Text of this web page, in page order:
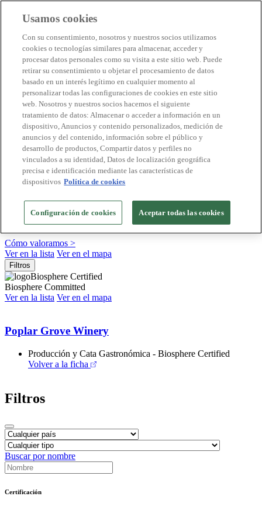
Empresas Biosphere
Cómo valoramos
Quienes somos
ES
English
Português
Français
Català
Deutsch
Türkçe
Construimos modelos sostenibles y certificamos las
buenas prácticas
+20 años promoviendo la cultura de la sostenibilidad, bajo los
principios y objetivos de Naciones Unidas
Cómo valoramos >
Ver en la lista Ver en el mapa
Filtros
Biosphere Certified
Biosphere Committed
Ver en la lista Ver en el mapa
Poplar Grove Winery
Producción y Cata Gastronómica - Biosphere Certified
Volver a la ficha
Filtros
Buscar por nombre
Certificación
Usamos cookies
Con su consentimiento, nosotros y nuestros socios utilizamos
cookies o tecnologías similares para almacenar, acceder y
procesar datos personales como su visita a este sitio web. Puede
retirar su consentimiento u objetar el procesamiento de datos
basado en un interés legítimo en cualquier momento al
personalizar todas las configuraciones de cookies en este sitio
web. Nosotros y nuestros socios hacemos el siguiente
tratamiento de datos: Almacenar o acceder a información en un
dispositivo, Anuncios y contenido personalizados, medición de
anuncios y del contenido, información sobre el público y
desarrollo de productos, Compartir datos y perfiles no
vinculados a su identidad, Datos de localización geográfica
precisa e identificación mediante las características de
dispositivos Política de cookies
Configuración de cookies Aceptar todas las cookies